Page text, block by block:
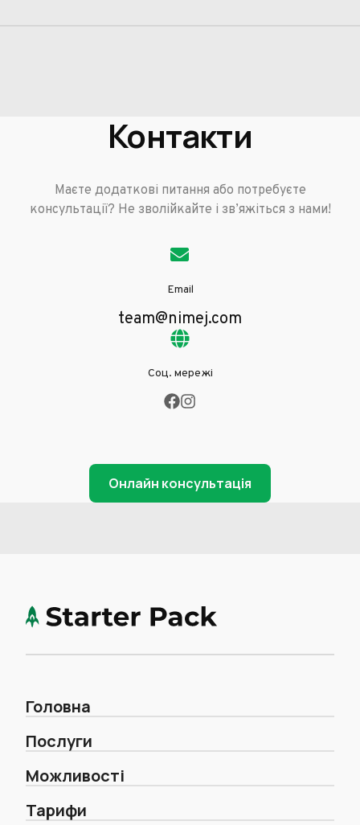
Контакти
Маєте додаткові питання або потребуєте
консультації? Не зволійкайте і зв’яжіться з нами!
Email
team@nimej.com
Соц. мережі
Онлайн консультація
Головна
Послуги
Можливості
Тарифи